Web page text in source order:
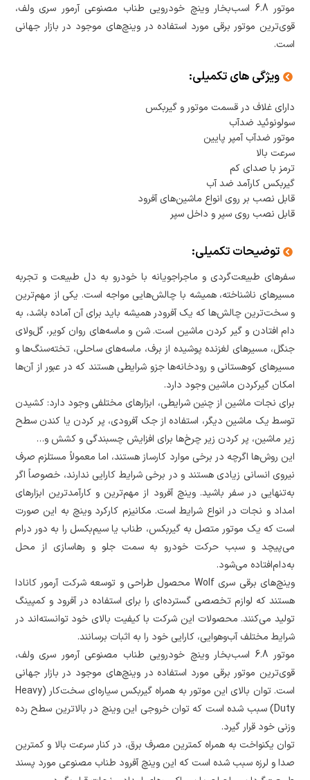
موتور 6.8 اسب‌بخار وینچ خودرویی طناب مصنوعی آرمور سری ولف،
قوی‌ترین موتور برقی مورد استفاده در وینچ‌های موجود در بازار جهانی
است.
ویژگی های تکمیلی:
دارای غلاف در قسمت موتور و گیربکس
سولونوئید ضدآب
موتور ضدآب آمپر پایین
سرعت بالا
ترمز با صدای کم
گیربکس کارآمد ضد آب
قابل نصب بر روی انواع ماشین‌های آفرود
قابل نصب روی سپر و داخل سپر
توضیحات تکمیلی:
سفرهای طبیعت‌گردی و ماجراجویانه با خودرو به دل طبیعت و تجربه
مسیرهای ناشناخته، همیشه با چالش‌هایی مواجه است. یکی از مهم‌ترین
و سخت‌ترین چالش‌ها که یک آفرودر همیشه باید برای آن آماده باشد، به
دام افتادن و گیر کردن ماشین است. شن و ماسه‌های روان کویر، گل‌ولای
جنگل، مسیرهای لغزنده پوشیده از برف، ماسه‌های ساحلی، تخته‌سنگ‌ها و
مسیرهای کوهستانی و رودخانه‌ها جزو شرایطی هستند که در عبور از آن‌ها
امکان گیرکردن ماشین وجود دارد.
برای نجات ماشین از چنین شرایطی، ابزارهای مختلفی وجود دارد: کشیدن
توسط یک ماشین دیگر، استفاده از جک آفرودی، پر کردن یا کندن سطح
زیر ماشین، پر کردن زیر چرخ‌ها برای افزایش چسبندگی و کشش و…
این روش‌ها اگرچه در برخی موارد کارساز هستند، اما معمولاً مستلزم صرف
نیروی انسانی زیادی هستند و در برخی شرایط کارایی ندارند، خصوصاً اگر
به‌تنهایی در سفر باشید. وینچ آفرود از مهم‌ترین و کارآمدترین ابزارهای
امداد و نجات در انواع شرایط است. مکانیزم کارکرد وینچ به این صورت
است که یک موتور متصل به گیربکس، طناب یا سیم‌بکسل را به دور درام
می‌پیچد و سبب حرکت خودرو به سمت جلو و رهاسازی از محل
به‌دام‌افتاده می‌شود.
وینچ‌های برقی سری Wolf محصول طراحی و توسعه شرکت آرمور کانادا
هستند که لوازم تخصصی گسترده‌ای را برای استفاده در آفرود و کمپینگ
تولید می‌کنند. محصولات این شرکت با کیفیت بالای خود توانسته‌اند در
شرایط مختلف آب‌وهوایی، کارایی خود را به اثبات برسانند.
موتور 6.8 اسب‌بخار وینچ خودرویی طناب مصنوعی آرمور سری ولف،
قوی‌ترین موتور برقی مورد استفاده در وینچ‌های موجود در بازار جهانی
است. توان بالای این موتور به همراه گیربکس سیاره‌ای سخت‌کار (Heavy
Duty) سبب شده است که توان خروجی این وینچ در بالاترین سطح رده
وزنی خود قرار گیرد.
توان یکنواخت به همراه کمترین مصرف برق، در کنار سرعت بالا و کمترین
صدا و لرزه سبب شده است که این وینچ آفرود طناب مصنوعی مورد پسند